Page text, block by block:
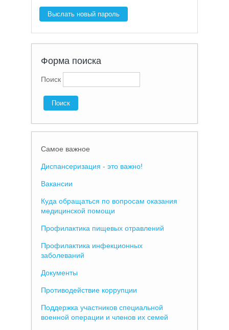
Форма поиска
Поиск
Самое важное
Диспансеризация - это важно!
Вакансии
Куда обращаться по вопросам оказания
медицинской помощи
Профилактика пищевых отравлений
Профилактика инфекционных
заболеваний
Документы
Противодействие коррупции
Поддержка участников специальной
военной операции и членов их семей